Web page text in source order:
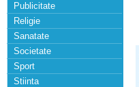
Publicitate
Religie
Sanatate
Societate
Sport
Stiinta